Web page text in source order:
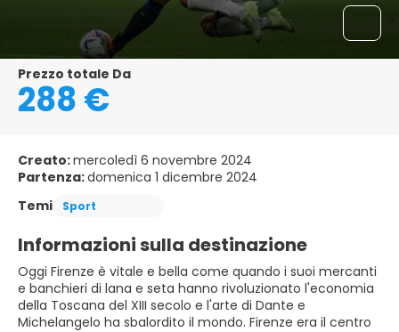
Prezzo totale Da
288 €
Creato:mercoledì 6 novembre 2024
Partenza:domenica 1 dicembre 2024
Temi
Sport
Informazioni sulla destinazione
Oggi Firenze è vitale e bella come quando i suoi mercanti
e banchieri di lana e seta hanno rivoluzionato l'economia
della Toscana del XIII secolo e l'arte di Dante e
Michelangelo ha sbalordito il mondo. Firenze era il centro